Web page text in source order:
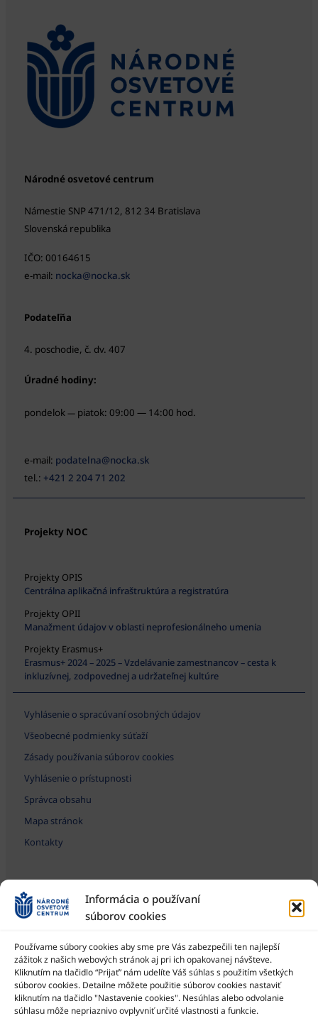
Informácia o používaní
súborov cookies
Používame súbory cookies aby sme pre Vás zabezpečili ten najlepší
zážitok z našich webových stránok aj pri ich opakovanej návšteve.
Kliknutím na tlačidlo “Prijať” nám udelíte Váš súhlas s použitím všetkých
súborov cookies. Detailne môžete použitie súborov cookies nastaviť
kliknutím na tlačidlo "Nastavenie cookies". Nesúhlas alebo odvolanie
súhlasu môže nepriaznivo ovplyvniť určité vlastnosti a funkcie.
Národné osvetové centrum
Námestie SNP 471/12, 812 34 Bratislava
Slovenská republika
IČO: 00164615
e-mail: nocka@nocka.sk
Podateľňa
4. poschodie, č. dv. 407
Úradné hodiny:
pondelok — piatok: 09:00 — 14:00 hod.
e-mail: podatelna@nocka.sk
tel.: +421 2 204 71 202
Projekty NOC
Projekty OPIS
Centrálna aplikačná infraštruktúra a registratúra
Projekty OPII
Manažment údajov v oblasti neprofesionálneho umenia
Projekty Erasmus+
Erasmus+ 2024 – 2025 – Vzdelávanie zamestnancov – cesta k
inkluzívnej, zodpovednej a udržateľnej kultúre
Vyhlásenie o spracúvaní osobných údajov
Všeobecné podmienky súťaží
Zásady používania súborov cookies
Vyhlásenie o prístupnosti
Správca obsahu
Mapa stránok
Kontakty
Národné osvetové centrum je štátna príspevková organizácia
Ministerstva kultúry SR